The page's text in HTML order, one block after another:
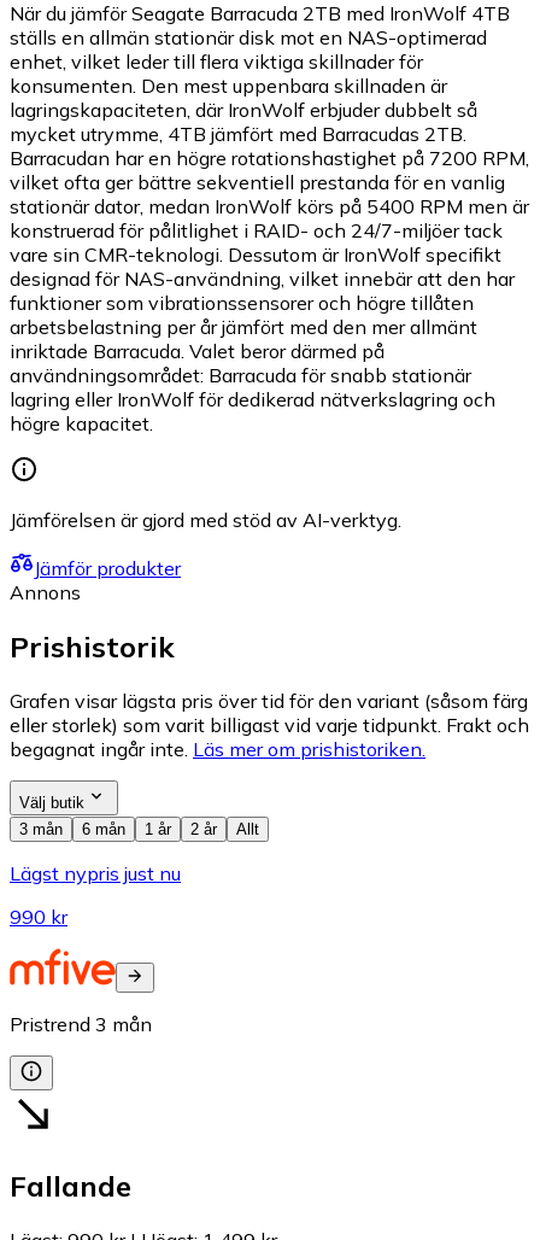
När du jämför Seagate Barracuda 2TB med IronWolf 4TB
ställs en allmän stationär disk mot en NAS-optimerad
enhet, vilket leder till flera viktiga skillnader för
konsumenten. Den mest uppenbara skillnaden är
lagringskapaciteten, där IronWolf erbjuder dubbelt så
mycket utrymme, 4TB jämfört med Barracudas 2TB.
Barracudan har en högre rotationshastighet på 7200 RPM,
vilket ofta ger bättre sekventiell prestanda för en vanlig
stationär dator, medan IronWolf körs på 5400 RPM men är
konstruerad för pålitlighet i RAID- och 24/7-miljöer tack
vare sin CMR-teknologi. Dessutom är IronWolf specifikt
designad för NAS-användning, vilket innebär att den har
funktioner som vibrationssensorer och högre tillåten
arbetsbelastning per år jämfört med den mer allmänt
inriktade Barracuda. Valet beror därmed på
användningsområdet: Barracuda för snabb stationär
lagring eller IronWolf för dedikerad nätverkslagring och
högre kapacitet.
Jämförelsen är gjord med stöd av AI-verktyg.
Jämför produkter
Annons
Prishistorik
Grafen visar lägsta pris över tid för den variant (såsom färg
eller storlek) som varit billigast vid varje tidpunkt. Frakt och
begagnat ingår inte. Läs mer om prishistoriken.
Välj butik
3 mån
6 mån 1 år 2 år Allt
Lägst nypris just nu
990 kr
Pristrend 3 mån
Fallande